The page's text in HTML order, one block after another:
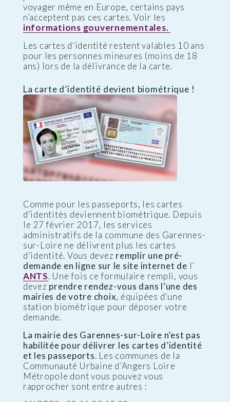
voyager même en Europe, certains pays
n’acceptent pas ces cartes. Voir les
informations gouvernementales.
Les cartes d’identité restent valables 10 ans
pour les personnes mineures (moins de 18
ans) lors de la délivrance de la carte.
La carte d’identité devient biométrique !
Comme pour les passeports, les cartes
d’identités deviennent biométrique. Depuis
le 27 février 2017, les services
administratifs de la commune des Garennes-
sur-Loire ne délivrent plus les cartes
d’identité. Vous devez remplir une pré-
demande en ligne sur le site internet de l’
ANTS. Une fois ce formulaire rempli, vous
devez prendre rendez-vous dans l’une des
mairies de votre choix, équipées d’une
station biométrique pour déposer votre
demande.
La mairie des Garennes-sur-Loire n’est pas
habilitée pour délivrer les cartes d’identité
et les passeports. Les communes de la
Communauté Urbaine d’Angers Loire
Métropole dont vous pouvez vous
rapprocher sont entre autres :